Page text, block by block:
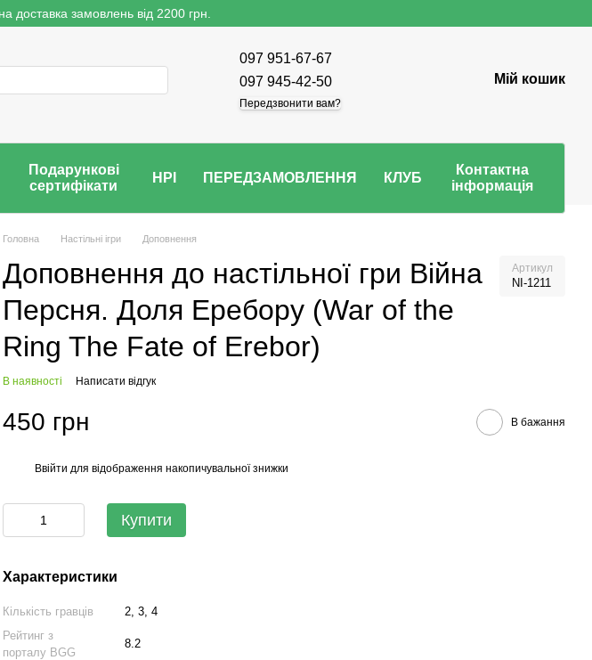
доставка замовлень від 2200 грн.
097 951-67-67
097 945-42-50
Передзвонити вам?
Мій кошик
Подарункові
сертифікати
НРІ ПЕРЕДЗАМОВЛЕННЯ КЛУБ
Контактна
інформація
Головна Настільні ігри Доповнення
Доповнення до настільної гри Війна
Персня. Доля Еребору (War of the
Ring The Fate of Erebor)
Артикул
NI-1211
В наявності Написати відгук
450 грн В бажання
Ввійти для відображення накопичувальної знижки
Купити
Характеристики
Кількість гравців
2, 3, 4
Рейтинг з
порталу BGG
8.2